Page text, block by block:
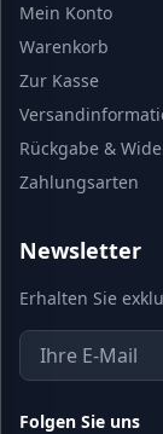
Mein Konto
Warenkorb
Zur Kasse
Rückgabe &
Zahlungsarten
Newsletter
Erhalten Sie
Folgen Sie uns